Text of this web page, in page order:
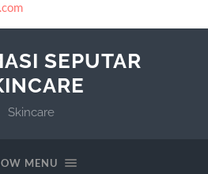
SEPUTAR
Skincare
MENU